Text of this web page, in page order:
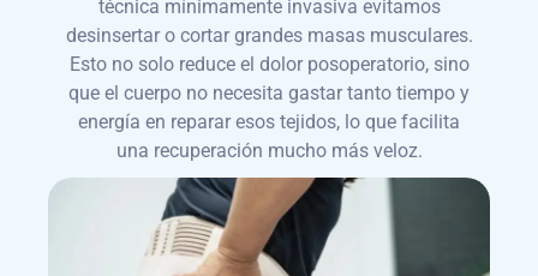
técnica mínimamente invasiva evitamos
desinsertar o cortar grandes masas musculares.
Esto no solo reduce el dolor posoperatorio, sino
que el cuerpo no necesita gastar tanto tiempo y
energía en reparar esos tejidos, lo que facilita
una recuperación mucho más veloz.